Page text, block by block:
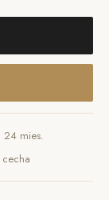
24 mies.
cecha